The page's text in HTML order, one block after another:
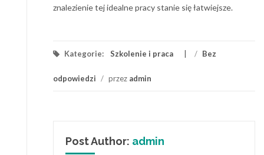
znalezienie tej idealne pracy stanie się łatwiejsze.
Kategorie: Szkolenie i praca / Bez
odpowiedzi / przez admin
Post Author: admin